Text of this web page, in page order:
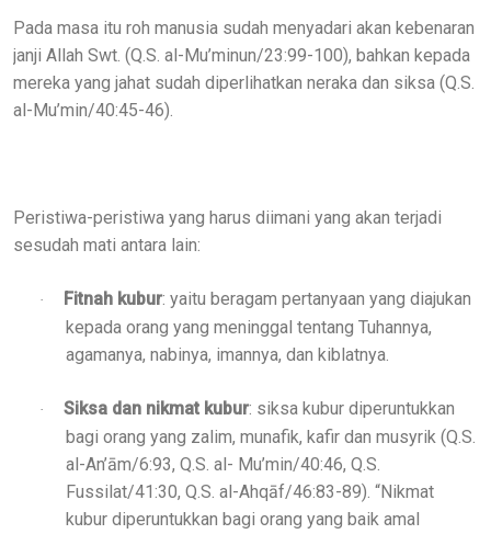
Pada masa itu roh manusia sudah menyadari akan kebenaran
janji Allah Swt. (Q.S. al-Mu’minun/23:99-100), bahkan kepada
mereka yang jahat sudah diperlihatkan neraka dan siksa (Q.S.
al-Mu’min/40:45-46).
Peristiwa-peristiwa yang harus diimani yang akan terjadi
sesudah mati antara lain:
· Fitnah kubur: yaitu beragam pertanyaan yang diajukan
kepada orang yang meninggal tentang Tuhannya,
agamanya, nabinya, imannya, dan kiblatnya.
· Siksa dan nikmat kubur: siksa kubur diperuntukkan
bagi orang yang zalim, munafik, kafir dan musyrik (Q.S.
al-An’ām/6:93, Q.S. al- Mu’min/40:46, Q.S.
Fussilat/41:30, Q.S. al-Ahqāf/46:83-89). “Nikmat
kubur diperuntukkan bagi orang yang baik amal